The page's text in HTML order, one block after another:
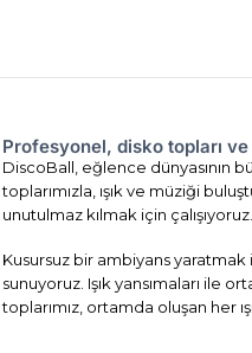
Profesyonel, disko topları
DiscoBall, eğlence dünyasının
toplarımızla, ışık ve müziği
unutulmaz kılmak için çalışıyoruz.
Kusursuz bir ambiyans
sunuyoruz. Işık yansımaları
toplarımız, ortamda oluşan her